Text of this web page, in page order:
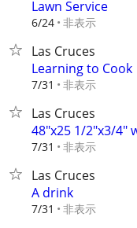
Lawn Service
6/24 非表示
Las Cruces
Learning to Cook
7/31 非表示
Las Cruces
48"x25 1/2"x3/4"
7/31 非表示
Las Cruces
A drink
7/31 非表示